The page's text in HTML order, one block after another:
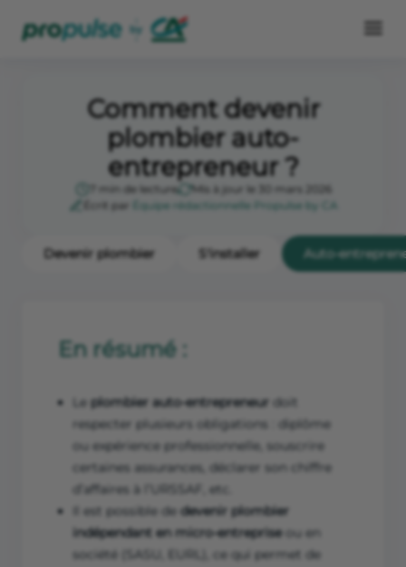
Comment devenir
plombier auto-
entrepreneur ?
7 min de lecture
Mis à jour le 30 mars 2026
Écrit par
Équipe rédactionnelle Propulse by CA
Devenir plombier S'installer Auto-
En résumé :
Le plombier auto-entrepreneur doit
respecter plusieurs obligations : diplôme
ou expérience professionnelle, souscrire
certaines assurances, déclarer son chiffre
d’affaires à l’URSSAF, etc.
Il est possible de devenir plombier
indépendant en micro-entrepriseou en
société (SASU, EURL), ce qui permet de